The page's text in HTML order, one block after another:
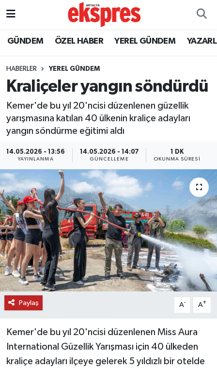
GÜNDEM ÖZEL HABER YEREL GÜNDEM
HABERLER YEREL GÜNDEM
Kraliçeler yangın söndürdü
Kemer'de bu yıl 20'ncisi düzenlenen güzellik
yarışmasına katılan 40 ülkenin kraliçe adayları
yangın söndürme eğitimi aldı
14.05.2026 - 13:56
YAYINLANMA
14.05.2026 - 14:07
GÜNCELLEME
1 DK
OKUNMA SÜRESI
Paylaş A- A+
Kemer'de bu yıl 20'ncisi düzenlenen Miss Aura
International Güzellik Yarışması için 40 ülkeden
kraliçe adayları ilçeye gelerek 5 yıldızlı bir otelde
ÖZEL HABER
YEREL GÜNDEM
EKONOMİ
KÜLTÜR - SANAT
SPOR
SİYASET
SAĞLIK
DÜNYA
EĞİTİM
TURİZM
RÖPORTAJ
VİDEO HABERLER
YAZARLAR
Nöbetçi Eczaneler
Trafik Durumu
Süper Lig Puan Durumu ve Fikstür
Tüm Manşetler
Son Dakika Haberleri
Haber Arşivi